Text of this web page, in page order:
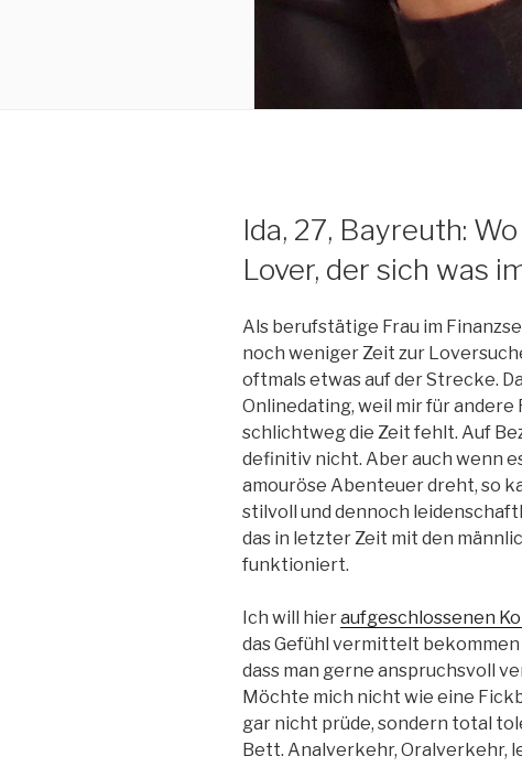
Ida, 27, Bayreuth:
Lover, der sich was
Als berufstätige Frau im
noch weniger Zeit zur
oftmals etwas auf der Strecke.
Onlinedating, weil mir für
schlichtweg die Zeit fehlt. Auf
definitiv nicht. Aber auch wenn
amouröse Abenteuer dreht, so
stilvoll und dennoch
das in letzter Zeit mit den
funktioniert.
Ich will hieraufgeschlossenen
das Gefühl vermittelt
dass man gerne anspruchsvoll
Möchte mich nicht wie eine
gar nicht prüde, sondern total
Bett. Analverkehr, Oralverkehr,